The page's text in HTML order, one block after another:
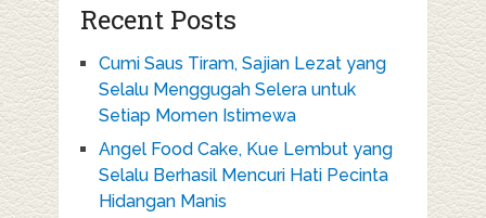
Recent Posts
Cumi Saus Tiram, Sajian Lezat yang
Selalu Menggugah Selera untuk
Setiap Momen Istimewa
Angel Food Cake, Kue Lembut yang
Selalu Berhasil Mencuri Hati Pecinta
Hidangan Manis